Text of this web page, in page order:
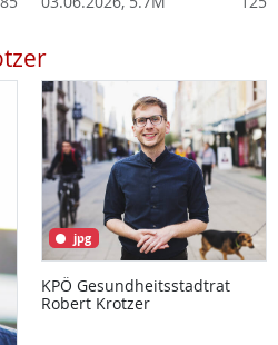
jpg
KPÖ Gesundheitsstadtrat
Robert Krotzer